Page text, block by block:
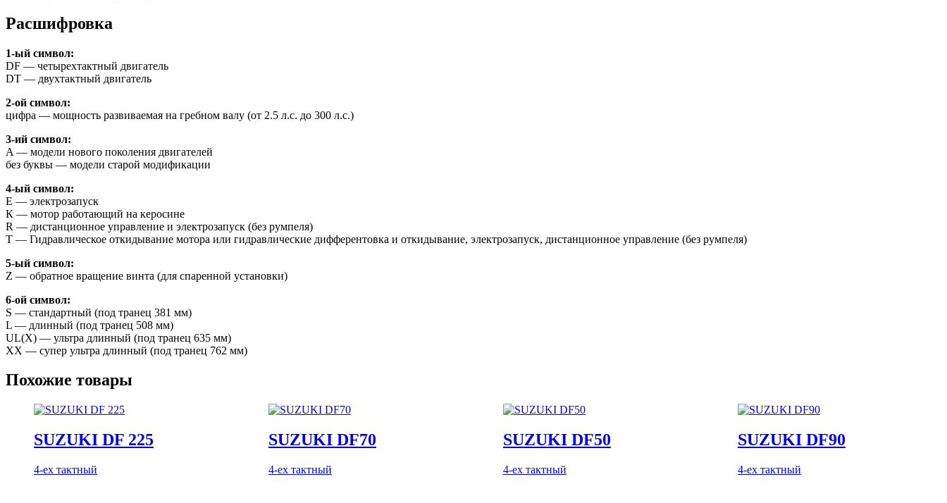
Расшифровка
1-ый символ:
DF — четырехтактный двигатель
DT — двухтактный двигатель
2-ой символ:
цифра — мощность развиваемая на гребном валу (от 2.5 л.с. до 300 л.с.)
3-ий символ:
A — модели нового поколения двигателей
без буквы — модели старой модификации
4-ый символ:
E — электрозапуск
К — мотор работающий на керосине
R — дистанционное управление и электрозапуск (без румпеля)
T — Гидравлическое откидывание мотора или гидравлические дифферентовка и откидывание, электрозапуск, дистанционное управление (без румпеля)
5-ый символ:
Z — обратное вращение винта (для спаренной установки)
6-ой символ:
S — стандартный (под транец 381 мм)
L — длинный (под транец 508 мм)
UL(X) — ультра длинный (под транец 635 мм)
XX — супер ультра длинный (под транец 762 мм)
Похожие товары
SUZUKI DF 225
4-ех тактный
SUZUKI DF70
4-ех тактный
SUZUKI DF50
4-ех тактный
SUZUKI DF90
4-ех тактный